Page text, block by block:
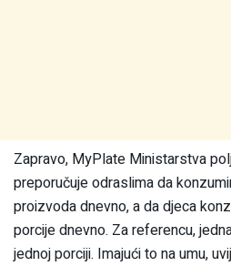
Zapravo, MyPlate Ministarstva
preporučuje odraslima da
proizvoda dnevno, a da djeca
porcije dnevno. Za referencu,
jednoj porciji. Imajući to na umu,